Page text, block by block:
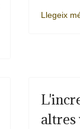
Llegeix
altres